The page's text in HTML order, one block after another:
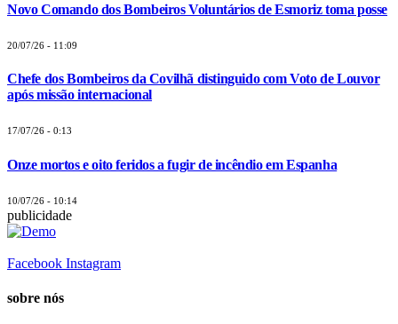
Novo Comando dos Bombeiros Voluntários de Esmoriz toma posse
20/07/26 - 11:09
Chefe dos Bombeiros da Covilhã distinguido com Voto de Louvor
após missão internacional
17/07/26 - 0:13
Onze mortos e oito feridos a fugir de incêndio em Espanha
10/07/26 - 10:14
publicidade
Facebook Instagram
sobre nós